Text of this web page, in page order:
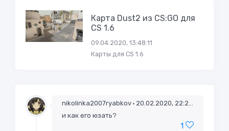
Карта Dust2 из CS:GO для
CS 1.6
09.04.2020, 13:48:11
Карты для CS 1.6
nikolinka2007ryabkov 20.02.2020, 22:27:16
и как его юзать?
1